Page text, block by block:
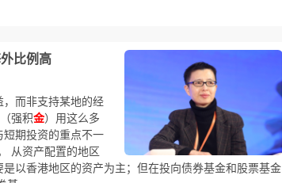
比例高
而非支持某地的经
强积金）用这么多
期投资的重点不一
从资产配置的地区
以香港地区的资产为主；但在投向债券基金和股票基金